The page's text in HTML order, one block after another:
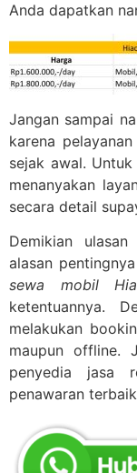
Anda dapatkan
Jangan sampai
karena
sejak awal.
menanyakan
secara detail
Demikian
alasan
sewa mobil
ketentuannya.
melakukan
maupun offline.
penyedia jasa
penawaran